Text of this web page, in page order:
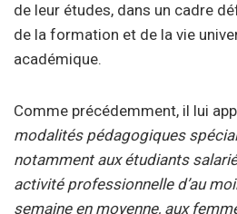
de leur études, dans un cadre
de la formation et de la vie
académique.
Comme précédemment, il lui
modalités pédagogiques
notamment aux étudiants
activité professionnelle d’au
semaine en moyenne, aux